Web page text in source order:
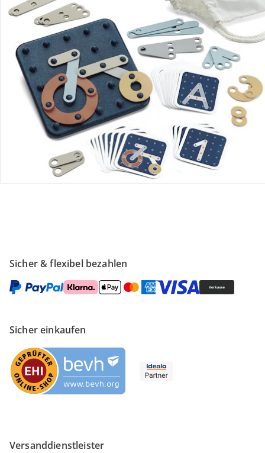
Retoure & Reklamation
Gutscheine & Aktionen
Kontakt & Service
Filialen & Beratung
Sicher & flexibel bezahlen
Sicher einkaufen
Versanddienstleister